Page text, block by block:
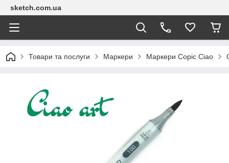
sketch.com.ua
Товари та послуги Маркери Маркери Copic Сіао